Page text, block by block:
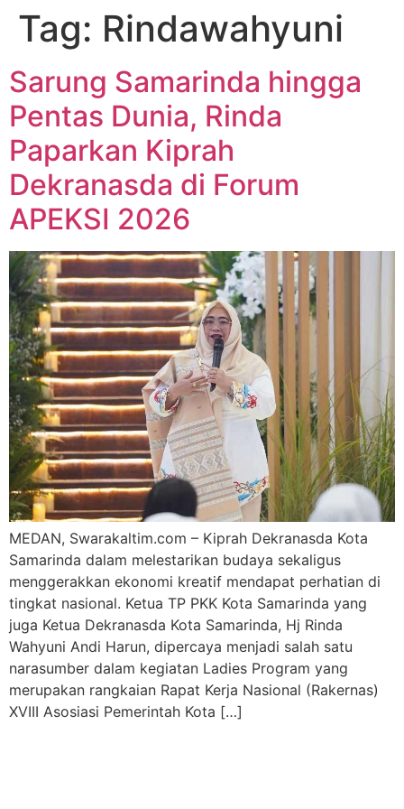
Tag: Rindawahyuni
Sarung Samarinda hingga
Pentas Dunia, Rinda
Paparkan Kiprah
Dekranasda di Forum
APEKSI 2026
MEDAN, Swarakaltim.com – Kiprah Dekranasda Kota
Samarinda dalam melestarikan budaya sekaligus
menggerakkan ekonomi kreatif mendapat perhatian di
tingkat nasional. Ketua TP PKK Kota Samarinda yang
juga Ketua Dekranasda Kota Samarinda, Hj Rinda
Wahyuni Andi Harun, dipercaya menjadi salah satu
narasumber dalam kegiatan Ladies Program yang
merupakan rangkaian Rapat Kerja Nasional (Rakernas)
XVIII Asosiasi Pemerintah Kota […]